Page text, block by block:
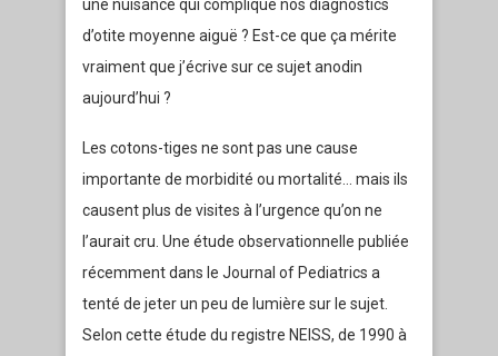
une nuisance qui complique nos diagnostics
d’otite moyenne aiguë ? Est-ce que ça mérite
vraiment que j’écrive sur ce sujet anodin
aujourd’hui ?
Les cotons-tiges ne sont pas une cause
importante de morbidité ou mortalité… mais ils
causent plus de visites à l’urgence qu’on ne
l’aurait cru. Une étude observationnelle publiée
récemment dans le Journal of Pediatrics a
tenté de jeter un peu de lumière sur le sujet.
Selon cette étude du registre NEISS, de 1990 à